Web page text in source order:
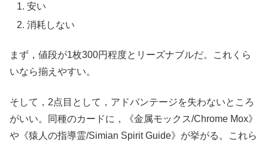
安い
消耗しない
まず，値段が1枚300円程度とリーズナブルだ。これくら
いなら揃えやすい。
そして，2点目として，アドバンテージを失わないところ
がいい。同種のカードに，《金属モックス/Chrome Mox》
や《猿人の指導霊/Simian Spirit Guide》が挙がる。これら